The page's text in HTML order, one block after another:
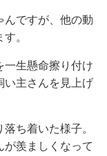
んですが、他の動
。
一生懸命擦り付け
い主さんを見上げ
ち着いた様子。
が羨ましくなって